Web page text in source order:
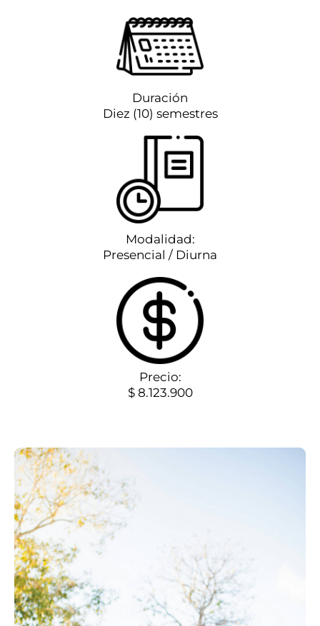
Duración
Diez (10) semestres
Modalidad:
Presencial / Diurna
Precio:
$ 8.123.900